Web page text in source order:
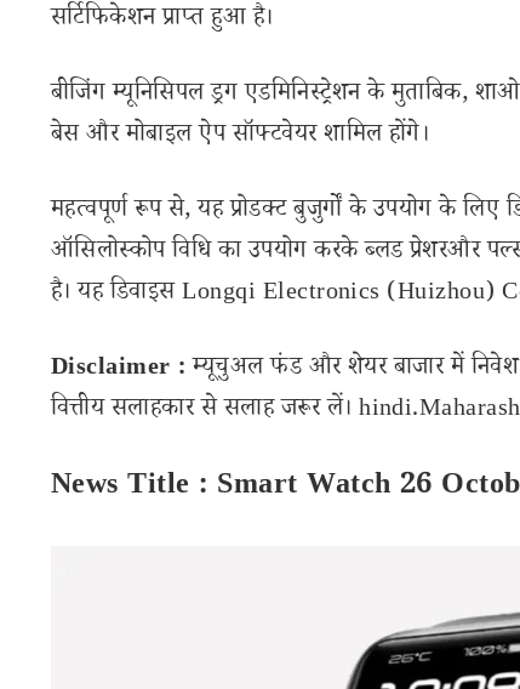
सर्टिफिकेशन प्राप्त हुआ है।
बीजिंग म्यूनिसिपल ड्रग एडमिनिस्ट्रेशन के मुताबिक,
बेस और मोबाइल ऐप सॉफ्टवेयर शामिल होंगे।
महत्वपूर्ण रूप से, यह प्रोडक्ट बुजुर्गों के उपयोग के
ऑसिलोस्कोप विधि का उपयोग करके ब्लड प्रेशरऔर
है। यह डिवाइस Longqi Electronics (Huizhou) Co.,
Disclaimer :म्यूचुअल फंड और शेयर बाजार में
वित्तीय सलाहकार से सलाह जरूर लें।
News Title : Smart Watch 26